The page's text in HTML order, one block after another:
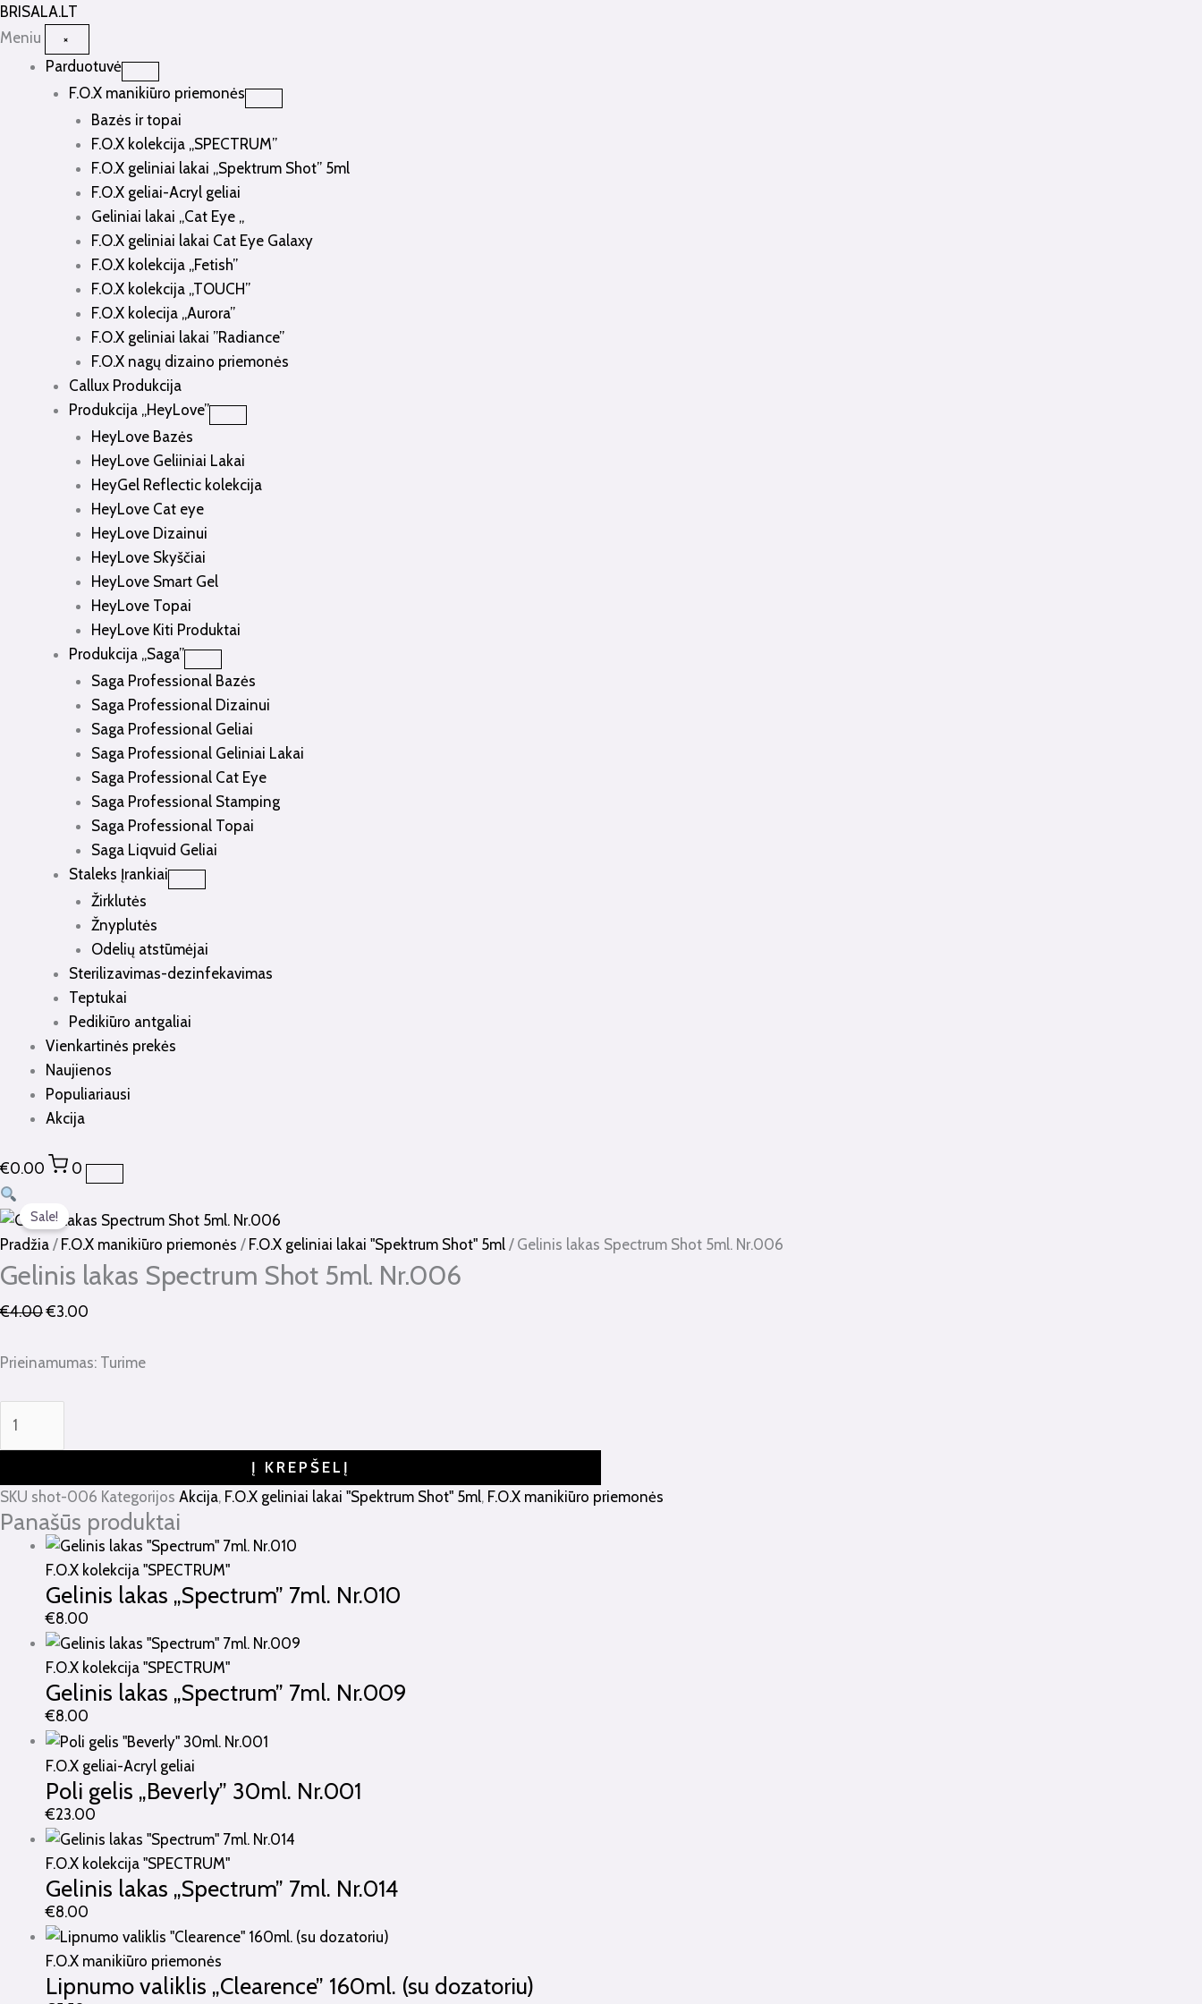
BRISALA.LT
Meniu
×
Parduotuvė
F.O.X manikiūro priemonės
Bazės ir topai
F.O.X kolekcija „SPECTRUM”
F.O.X geliniai lakai „Spektrum Shot” 5ml
F.O.X geliai-Acryl geliai
Geliniai lakai „Cat Eye „
F.O.X geliniai lakai Cat Eye Galaxy
F.O.X kolekcija „Fetish”
F.O.X kolekcija „TOUCH”
F.O.X kolecija „Aurora”
F.O.X geliniai lakai ”Radiance”
F.O.X nagų dizaino priemonės
Callux Produkcija
Produkcija „HeyLove”
HeyLove Bazės
HeyLove Geliiniai Lakai
HeyGel Reflectic kolekcija
HeyLove Cat eye
HeyLove Dizainui
HeyLove Skyščiai
HeyLove Smart Gel
HeyLove Topai
HeyLove Kiti Produktai
Produkcija „Saga”
Saga Professional Bazės
Saga Professional Dizainui
Saga Professional Geliai
Saga Professional Geliniai Lakai
Saga Professional Cat Eye
Saga Professional Stamping
Saga Professional Topai
Saga Liqvuid Geliai
Staleks Įrankiai
Žirklutės
Žnyplutės
Odelių atstūmėjai
Sterilizavimas-dezinfekavimas
Teptukai
Pedikiūro antgaliai
Vienkartinės prekės
Naujienos
Populiariausi
Akcija
€0.00 0
Pereiti
prie
Sale!
Pradžia / F.O.X manikiūro priemonės / F.O.X geliniai lakai "Spektrum Shot" 5ml / Gelinis lakas Spectrum Shot 5ml. Nr.006
Gelinis lakas Spectrum Shot 5ml. Nr.006
€4.00
price
was:
€4.00.
€3.00
price
is:
€3.00.
Prieinamumas: Turime
produkto
kiekis:
Gelinis
lakas
Spectrum
Shot
Nr.006
Į KREPŠELĮ
SKU shot-006 Kategorijos Akcija, F.O.X geliniai lakai "Spektrum Shot" 5ml, F.O.X manikiūro priemonės
Panašūs produktai
F.O.X kolekcija "SPECTRUM"
Gelinis lakas „Spectrum” 7ml. Nr.010
€8.00
F.O.X kolekcija "SPECTRUM"
Gelinis lakas „Spectrum” 7ml. Nr.009
€8.00
F.O.X geliai-Acryl geliai
Poli gelis „Beverly” 30ml. Nr.001
€23.00
F.O.X kolekcija "SPECTRUM"
Gelinis lakas „Spectrum” 7ml. Nr.014
€8.00
F.O.X manikiūro priemonės
Lipnumo valiklis „Clearence” 160ml. (su dozatoriu)